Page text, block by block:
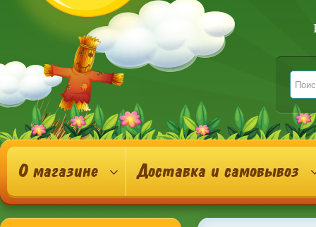
О магазине Доставка и самовывоз